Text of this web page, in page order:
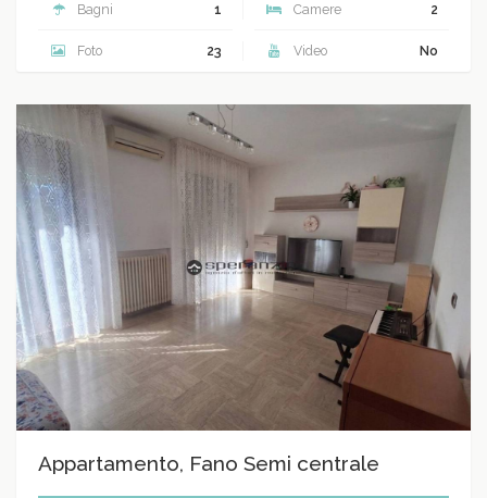
Bagni 1 Camere 2
Foto 23 Video No
Appartamento, Fano Semi centrale